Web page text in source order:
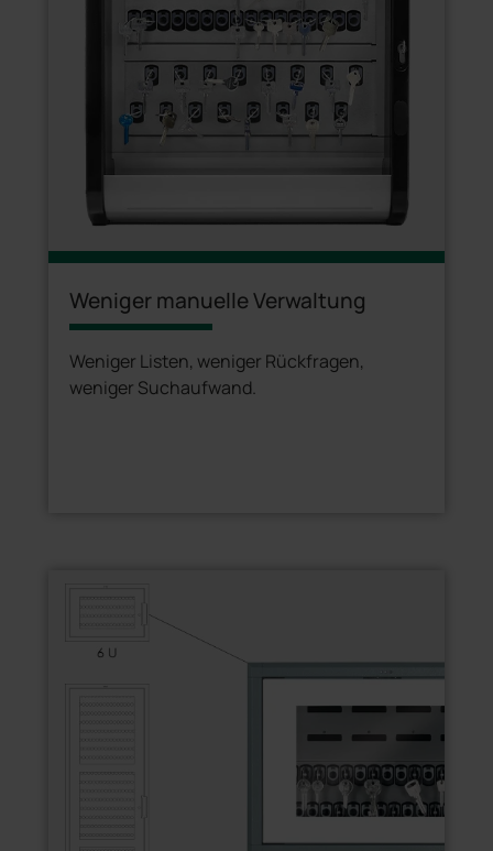
Weniger manuelle Verwaltung
Weniger Listen, weniger Rückfragen,
weniger Suchaufwand.